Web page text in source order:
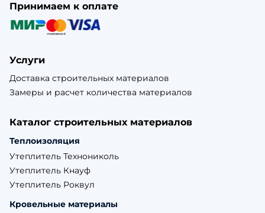
Принимаем к оплате
Услуги
Доставка строительных материалов
Замеры и расчет количества материалов
Каталог строительных материалов
Теплоизоляция
Утеплитель Технониколь
Утеплитель Кнауф
Утеплитель Роквул
Кровельные материалы